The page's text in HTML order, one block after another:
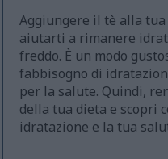
Aggiungere il tè alla
aiutarti a rimanere
freddo. È un modo
fabbisogno di
per la salute. Quindi,
della tua dieta e scopri
idratazione e la tua